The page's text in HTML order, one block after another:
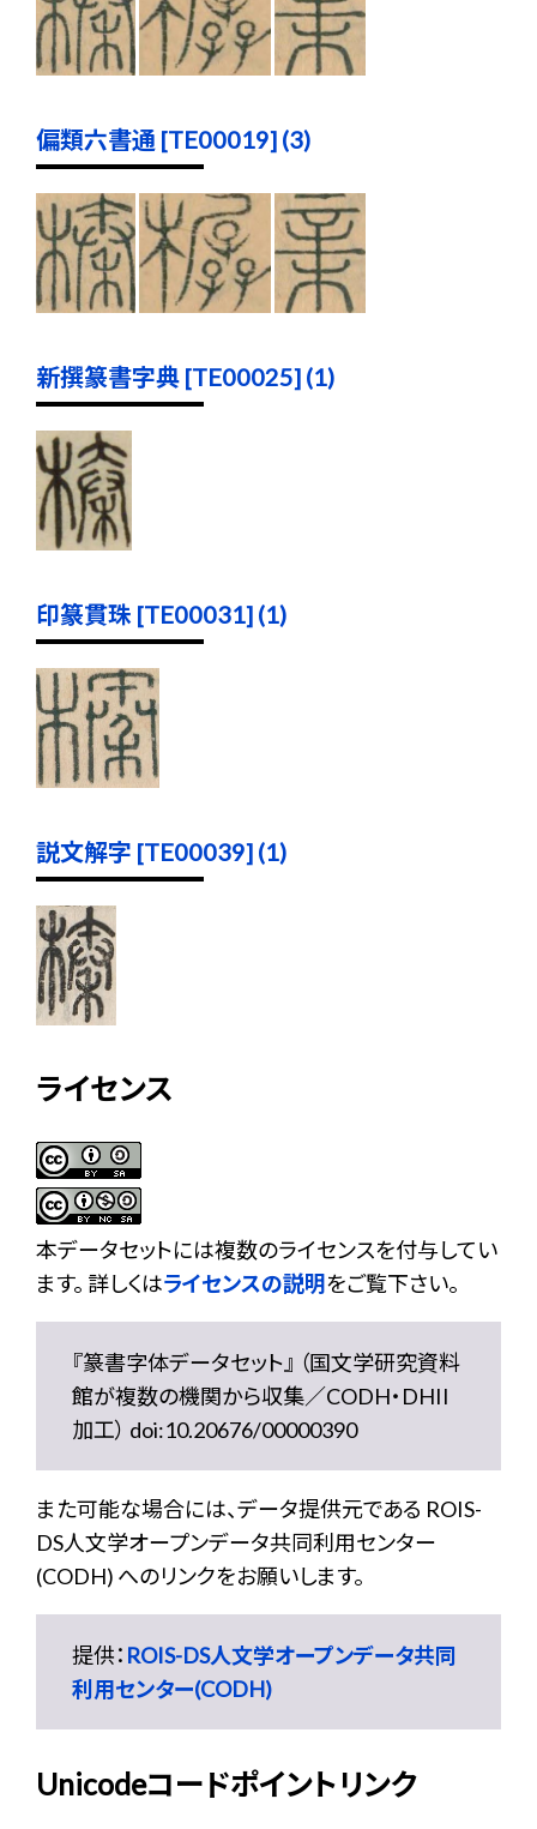
偏類六書通 [TE00019] (3)
新撰篆書字典 [TE00025] (1)
印篆貫珠 [TE00031] (1)
説文解字 [TE00039] (1)
ライセンス
本データセットには複数のライセンスを付与してい
ます。 詳しくはライセンスの説明をご覧下さい。
『篆書字体データセット』 （国文学研究資料
館が複数の機関から収集／CODH・DHII
加工） doi:10.20676/00000390
また可能な場合には、データ提供元である ROIS-
DS人文学オープンデータ共同利用センター
(CODH) へのリンクをお願いします。
提供： ROIS-DS人文学オープンデータ共同
利用センター(CODH)
Unicodeコードポイントリンク